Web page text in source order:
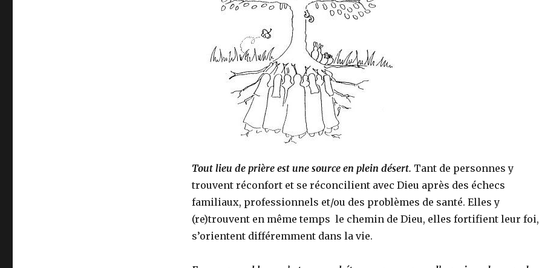
Tout lieu de prière est une source en plein désert. Tant de personnes y
trouvent réconfort et se réconcilient avec Dieu après des échecs
familiaux, professionnels et/ou des problèmes de santé. Elles y
(re)trouvent en même temps le chemin de Dieu, elles fortifient leur foi,
s’orientent différemment dans la vie.